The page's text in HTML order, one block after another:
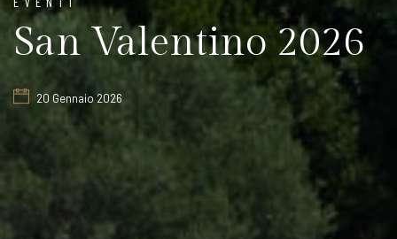
San Valentino 2026
20 Gennaio 2026